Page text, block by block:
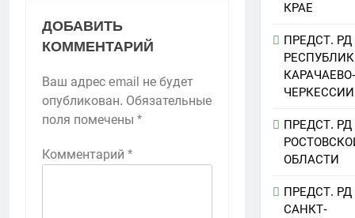
ДОБАВИТЬ
КОММЕНТАРИЙ
Ваш адрес email не будет
опубликован. Обязательные
поля помечены *
Комментарий *
КРАЕ
ПРЕДСТ. РД
КАРАЧАЕВО-
ЧЕРКЕССИИ
ПРЕДСТ. РД
ОБЛАСТИ
ПРЕДСТ. РД
САНКТ-